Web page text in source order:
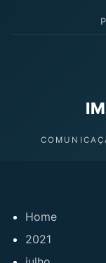
Home
2021